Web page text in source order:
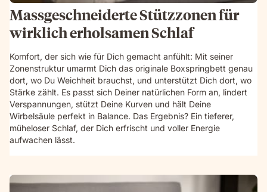
Massgeschneiderte Stützzonen für
wirklich erholsamen Schlaf
Komfort, der sich wie für Dich gemacht anfühlt: Mit seiner
Zonenstruktur umarmt Dich das originale Boxspringbett genau
dort, wo Du Weichheit brauchst, und unterstützt Dich dort, wo
Stärke zählt. Es passt sich Deiner natürlichen Form an, lindert
Verspannungen, stützt Deine Kurven und hält Deine
Wirbelsäule perfekt in Balance. Das Ergebnis? Ein tieferer,
müheloser Schlaf, der Dich erfrischt und voller Energie
aufwachen lässt.